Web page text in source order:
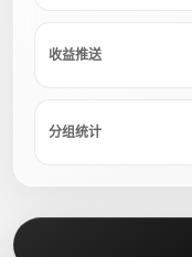
收益推送
分组统计